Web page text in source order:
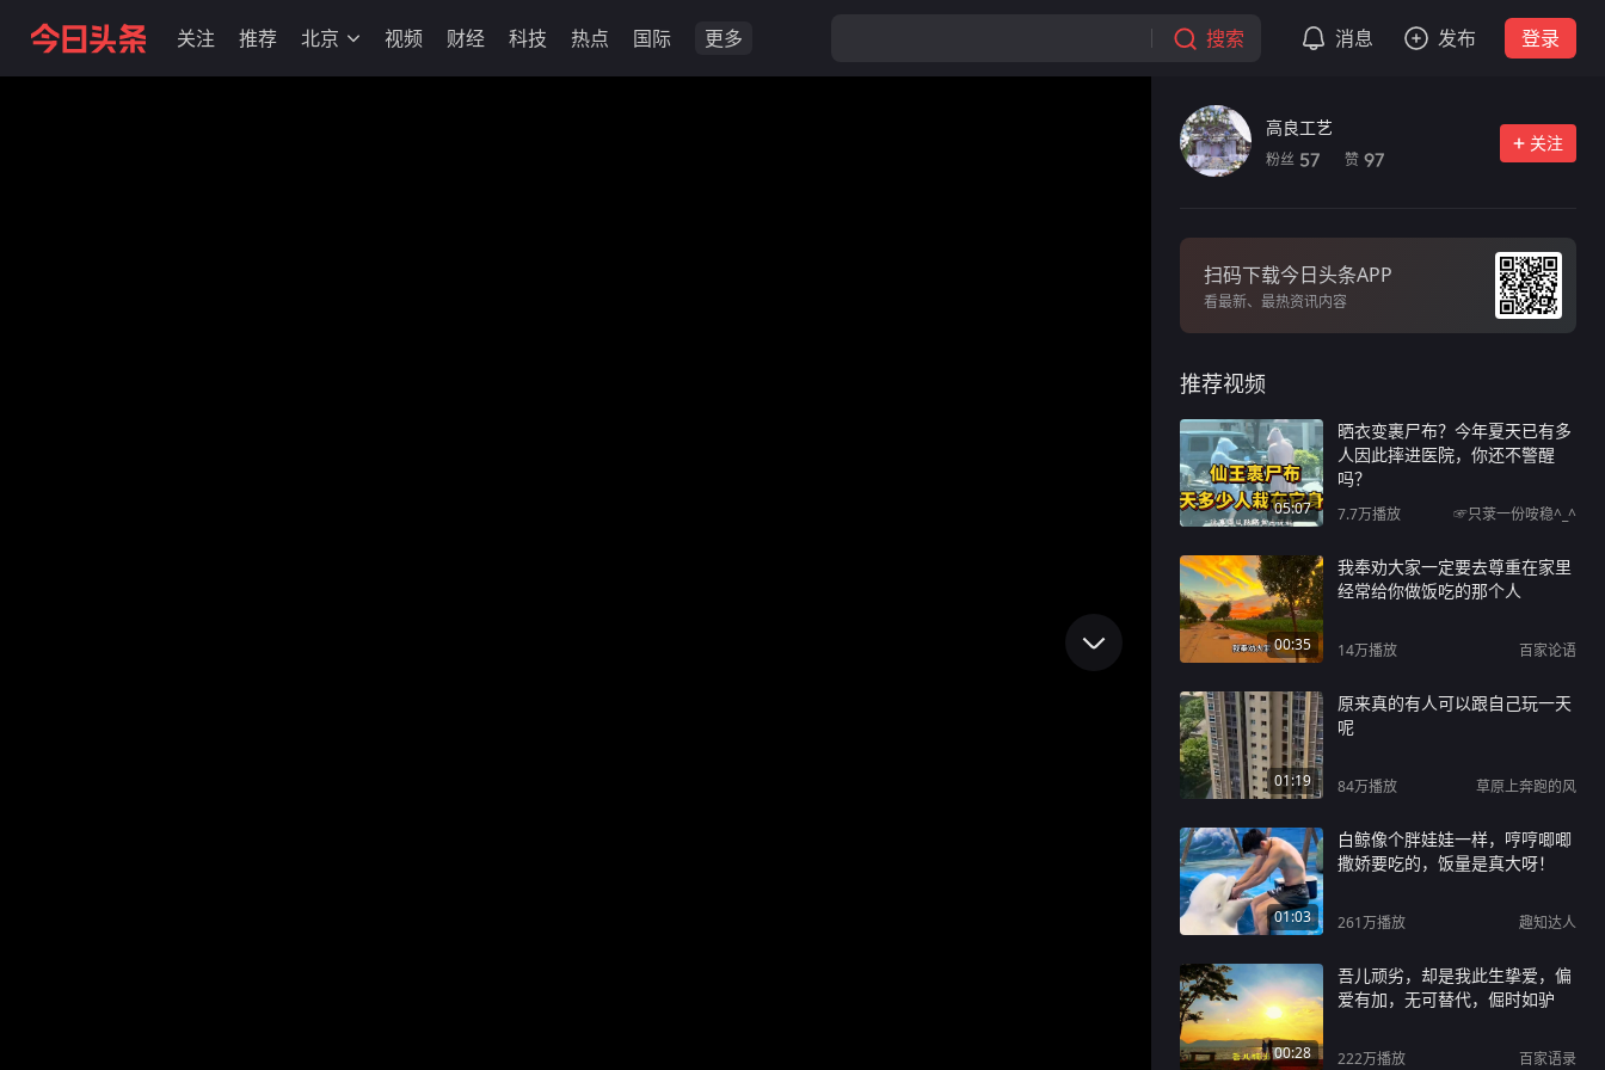
关注 推荐 北京 视频 财经 科技 热点 国际 更多 搜索 消息 发布 登录
高良工艺
粉丝 57 赞 97
关注
扫码下载今日头条APP
看最新、最热资讯内容
推荐视频
05:07
晒衣变裹尸布？今年夏天已有多
人因此摔进医院，你还不警醒
吗？
7.7万播放 ☞只莍一份咹稳^_^
00:35
我奉劝大家一定要去尊重在家里
经常给你做饭吃的那个人
14万播放 百家论语
01:19
原来真的有人可以跟自己玩一天
呢
84万播放 草原上奔跑的风
01:03
白鲸像个胖娃娃一样，哼哼唧唧
撒娇要吃的，饭量是真大呀！
261万播放 趣知达人
00:28
吾儿顽劣，却是我此生挚爱，偏
爱有加，无可替代，倔时如驴
222万播放 百家语录